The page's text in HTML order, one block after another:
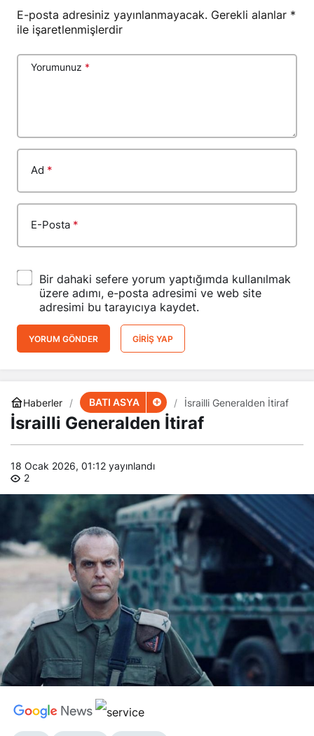
E-posta adresiniz yayınlanmayacak. Gerekli alanlar *
ile işaretlenmişlerdir
Yorumunuz *
Ad *
E-Posta *
Bir dahaki sefere yorum yaptığımda kullanılmak
üzere adımı, e-posta adresimi ve web site
adresimi bu tarayıcıya kaydet.
YORUM GÖNDER GIRIŞ YAP
Haberler BATI ASYA İsrailli Generalden İtiraf
İsrailli Generalden İtiraf
18 Ocak 2026, 01:12 yayınlandı
2